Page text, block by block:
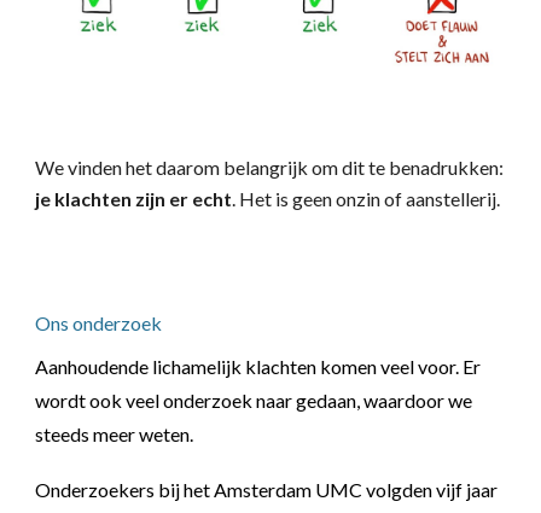
We vinden het daarom belangrijk om dit te benadrukken:
je klachten zijn er echt. Het is geen onzin of aanstellerij.
Ons onderzoek
Aanhoudende lichamelijk klachten komen veel voor. Er
wordt ook veel onderzoek naar gedaan, waardoor we
steeds meer weten.
Onderzoekers bij het Amsterdam UMC volgden vijf jaar